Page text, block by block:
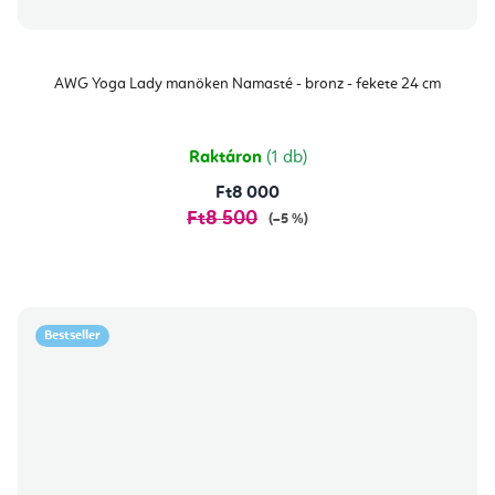
AWG Yoga Lady manöken Namasté - bronz - fekete 24 cm
Raktáron (1 db)
Ft8 000
Ft8 500 (–5 %)
Bestseller